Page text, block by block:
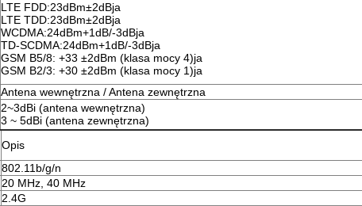
LTE FDD:23dBm±2dBja
LTE TDD:23dBm±2dBja
WCDMA:24dBm+1dB/-3dBja
TD-SCDMA:24dBm+1dB/-3dBja
GSM B5/8: +33 ±2dBm (klasa mocy 4)ja
GSM B2/3: +30 ±2dBm (klasa mocy 1)ja
Antena wewnętrzna / Antena zewnętrzna
2~3dBi (antena wewnętrzna)
3 ~ 5dBi (antena zewnętrzna)
Opis
802.11b/g/n
20 MHz, 40 MHz
2.4G